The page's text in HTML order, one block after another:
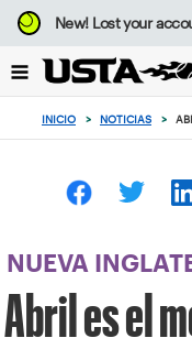
Enfoque
desde
botón
volver
principio
New!Lost your
INICIO > NOTICIAS >
NUEVA
Abril es el